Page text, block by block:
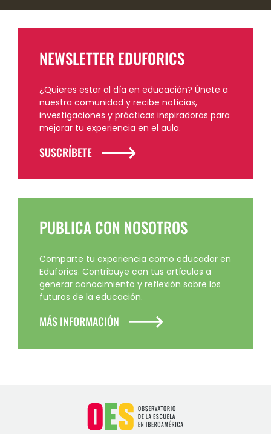
NEWSLETTER EDUFORICS
¿Quieres estar al día en educación? Únete a
nuestra comunidad y recibe noticias,
investigaciones y prácticas inspiradoras para
mejorar tu experiencia en el aula.
SUSCRÍBETE
PUBLICA CON NOSOTROS
Comparte tu experiencia como educador en
Eduforics. Contribuye con tus artículos a
generar conocimiento y reflexión sobre los
futuros de la educación.
MÁS INFORMACIÓN